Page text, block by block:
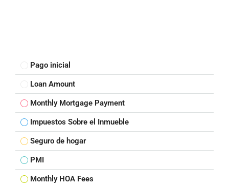
Pago inicial
Loan Amount
Monthly Mortgage Payment
Impuestos Sobre el Inmueble
Seguro de hogar
PMI
Monthly HOA Fees